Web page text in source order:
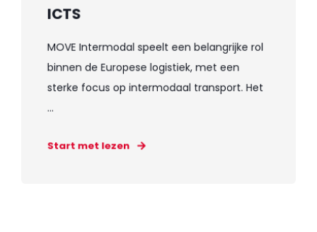
ICTS
MOVE Intermodal speelt een belangrijke rol
binnen de Europese logistiek, met een
sterke focus op intermodaal transport. Het
...
Start met lezen